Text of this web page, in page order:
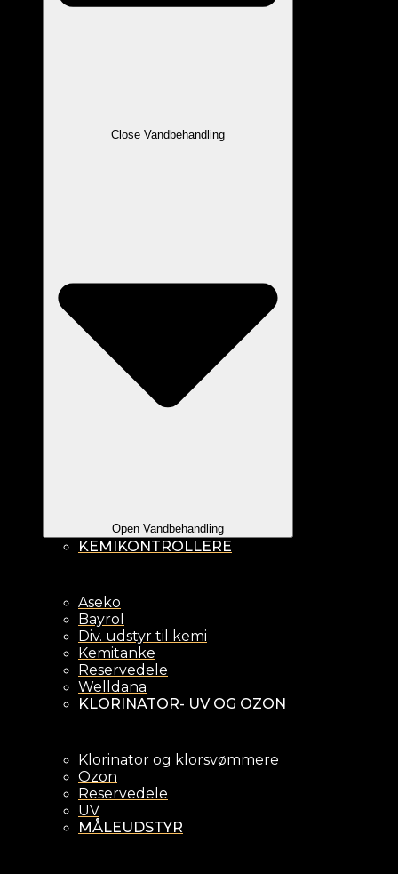
Close Vandbehandling
Open Vandbehandling
KEMIKONTROLLERE
Aseko
Bayrol
Div. udstyr til kemi
Kemitanke
Reservedele
Welldana
KLORINATOR- UV OG OZON
Klorinator og klorsvømmere
Ozon
Reservedele
UV
MÅLEUDSTYR